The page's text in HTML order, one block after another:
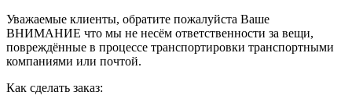
Уважаемые клиенты, обратите пожалуйста Ваше
ВНИМАНИЕ что мы не несём ответственности за вещи,
повреждённые в процессе транспортировки транспортными
компаниями или почтой.
Как сделать заказ: